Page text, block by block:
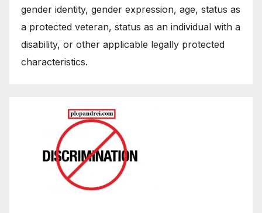
gender identity, gender expression, age, status as
a protected veteran, status as an individual with a
disability, or other applicable legally protected
characteristics.